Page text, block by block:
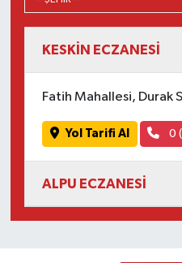
KESKİN ECZANESİ
Fatih Mahallesi, Durak
Yol Tarifi Al 0
ALPU ECZANESİ